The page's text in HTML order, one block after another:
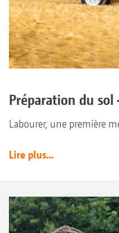
Préparation du sol
Labourer, une première
Lire plus...